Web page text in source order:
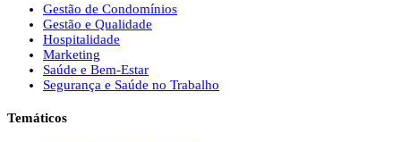
Gestão de Condomínios
Gestão e Qualidade
Hospitalidade
Marketing
Saúde e Bem-Estar
Segurança e Saúde no Trabalho
Temáticos